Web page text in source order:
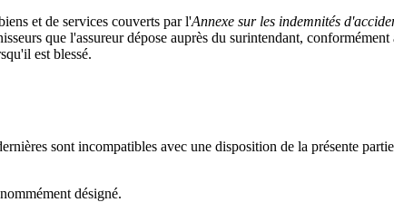
et de services couverts par l'Annexe sur les indemnités
que l'assureur dépose auprès du surintendant,
est blessé.
sont incompatibles avec une disposition de la présente
désigné.